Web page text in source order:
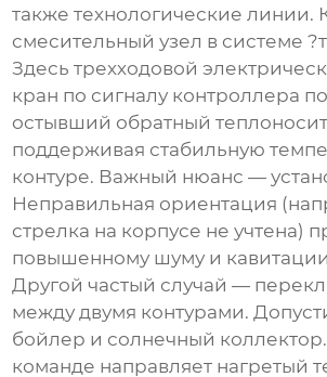
также технологические линии.
смесительный узел в системе
Здесьтрехходовой
кран по сигналу контроллера
остывший обратный
поддерживая стабильную
контуре. Важный нюанс —
Неправильная ориентация
стрелка на корпусе не учтена)
повышенному шуму и
Другой частый случай —
между двумя контурами.
бойлер и солнечный
команде направляет нагретый